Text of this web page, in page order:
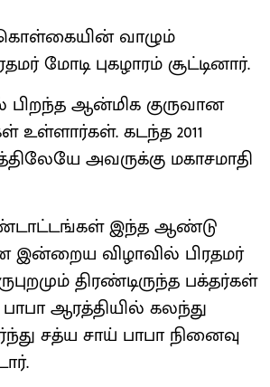
கொள்கையின் வாழும்
மோடி புகழாரம் சூட்டினார்.
ல் பிறந்த ஆன்மிக குருவான
உள்ளார்கள். கடந்த 2011
அவருக்கு மகாசமாதி
இந்த ஆண்டு
இன்றைய விழாவில் பிரதமர்
திரண்டிருந்த பக்தர்கள்
ஆரத்தியில் கலந்து
சத்ய சாய் பாபா நினைவு